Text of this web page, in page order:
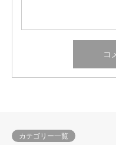
カテゴリー一覧